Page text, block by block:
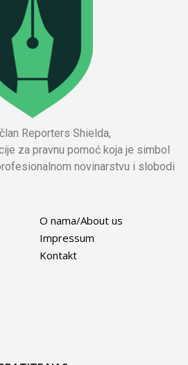
Reporters Shielda,
za pravnu pomoć koja je simbol
novinarstvu i slobodi
O nama/About us
Impressum
Kontakt